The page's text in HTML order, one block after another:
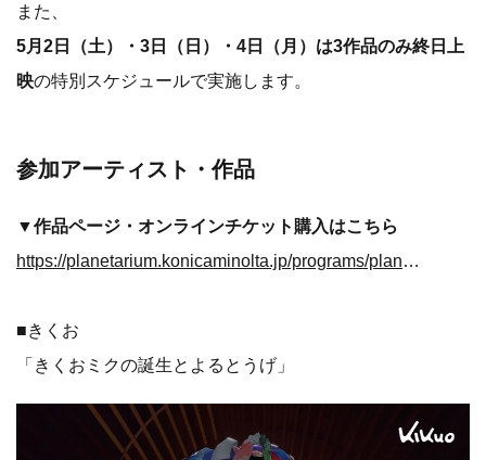
また、
5月2日（土）・3日（日）・4日（月）は3作品のみ終日上
映の特別スケジュールで実施します。
参加アーティスト・作品
▼作品ページ・オンラインチケット購入はこちら
https://planetarium.konicaminolta.jp/programs/planetariayokohama/
■きくお
「きくおミクの誕生とよるとうげ」